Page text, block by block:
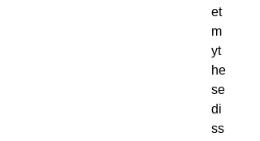
et
m
yt
he
se
di
ss